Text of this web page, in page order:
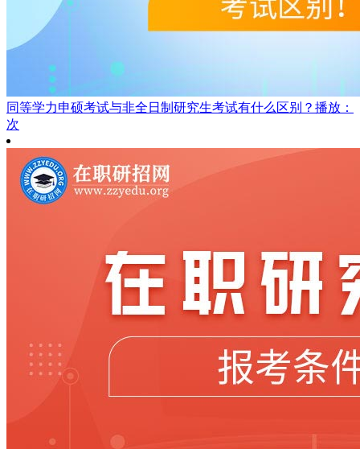
同等学力申硕考试与非全日制研究生考试有什么区别？ 播放：
次